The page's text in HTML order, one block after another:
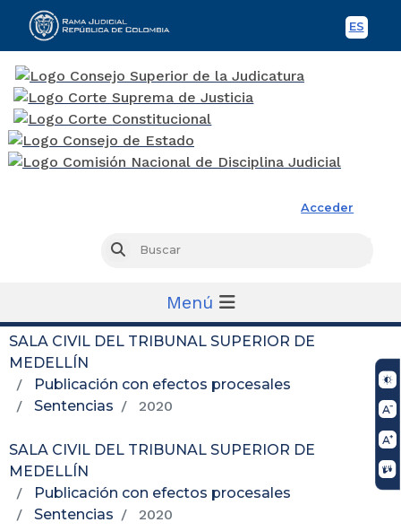
ES
Acceder
Buscar
Menú
SALA CIVIL DEL TRIBUNAL SUPERIOR DE
MEDELLÍN
Publicación con efectos procesales
Sentencias
2020
SALA CIVIL DEL TRIBUNAL SUPERIOR DE
MEDELLÍN
Publicación con efectos procesales
Sentencias
2020